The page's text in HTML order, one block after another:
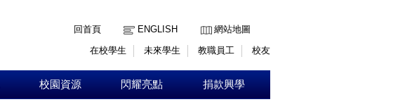
回首頁
ENGLISH
網站地圖
在校學生
未來學生 教職員工 校友
校園資源 閃耀亮點 捐款興學